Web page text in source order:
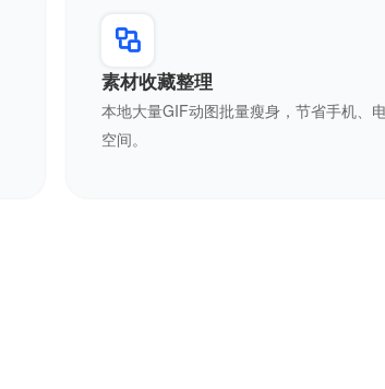
素材收藏整理
本地大量GIF动图批量瘦身，节省手机、
空间。